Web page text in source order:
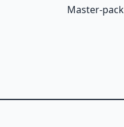
Master-